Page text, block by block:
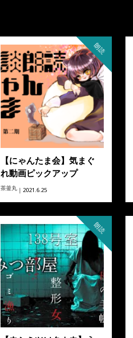
朗読
【にゃんたま会】気まぐ
れ動画ピックアップ
茶釜丸 ｜2021.6.25
朗読